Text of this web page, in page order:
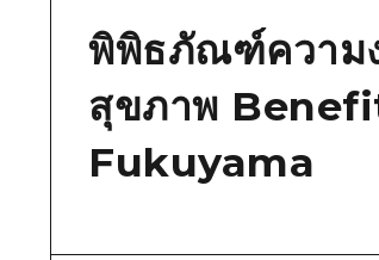
พิพิธภัณฑ์ความ
สุขภาพ
Fukuyama